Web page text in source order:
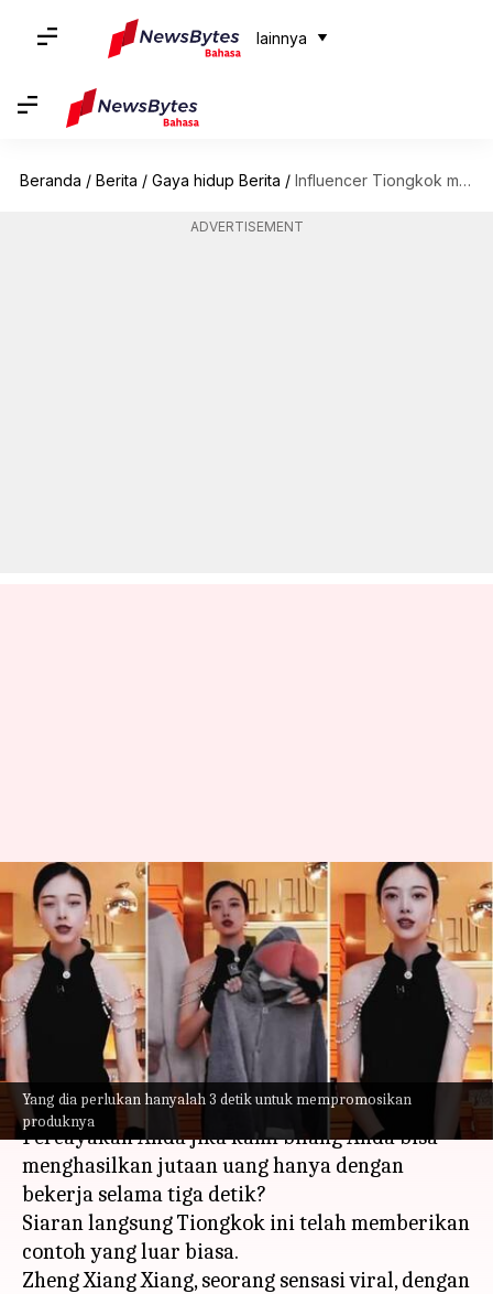
lainnya
Beranda / Berita / Gaya hidup Berita / Influencer Tiongkok mempromosikan produk selama 3 detik; menghasilkan Rp. 220 milyar
ADVERTISEMENT
Yang dia perlukan hanyalah 3 detik untuk mempromosikan
produknya
Influencer Tiongkok
mempromosikan produk
selama 3 detik; menghasilkan
Rp. 220 milyar
menulis Nov 22, 2023 12:02 pm
Apa ceritanya
Percayakah Anda jika kami bilang Anda bisa
menghasilkan jutaan uang hanya dengan
bekerja selama tiga detik?
Siaran langsung Tiongkok ini telah memberikan
contoh yang luar biasa.
Zheng Xiang Xiang, seorang sensasi viral, dengan